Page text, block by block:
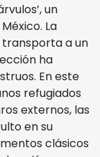
un
La
transporta a un
ha
En este
refugiados
externos, las
en su
clásicos